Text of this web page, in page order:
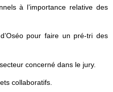
à l’importance relative des
pour faire un pré-tri des
concerné dans le jury.
collaboratifs.